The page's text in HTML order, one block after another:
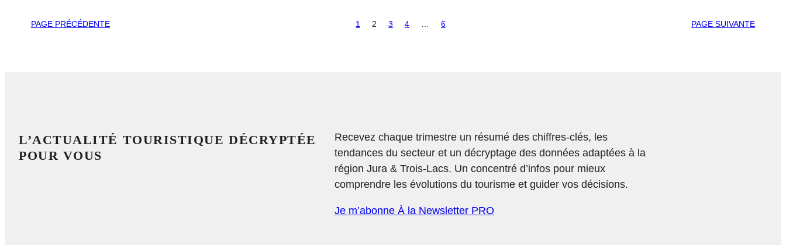
PAGE PRÉCÉDENTE 1 2 3 4 6 PAGE SUIVANTE
L’ACTUALITÉ TOURISTIQUE DÉCRYPTÉE
POUR VOUS
Recevez chaque trimestre un résumé des chiffres-clés, les
tendances du secteur et un décryptage des données adaptées à la
région Jura & Trois-Lacs. Un concentré d’infos pour mieux
comprendre les évolutions du tourisme et guider vos décisions.
Je m’abonne À la Newsletter PRO